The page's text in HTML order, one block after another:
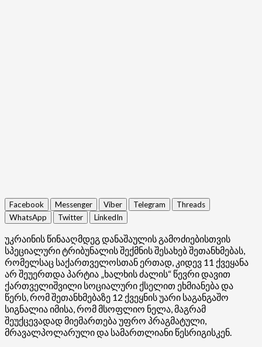
Facebook Messenger Viber Telegram
Threads
WhatsApp
Twitter LinkedIn
უკრაინის წინააღმდეგ დანაშაულის გამოძიებისთვის
სპეციალური ტრიბუნალის შექმნის შესახებ შეთანხმებას,
რომელსაც საქართველოსთან ერთად, კიდევ 11 ქვეყანა
არ შეუერთდა პარტია „ხალხის ძალის“ წევრი დავით
ქართველიშვილი სოციალური ქსელით ეხმიანება და
წერს, რომ შეთანხმებაზე 12 ქვეყნის უარი საგანგაშო
სიგნალია იმისა, რომ მსოფლიო ნელა, მაგრამ
შეუქცევადად მიემართება უფრო პრაგმატული,
მრავალპოლარული და სამართლიანი წესრიგისკენ.